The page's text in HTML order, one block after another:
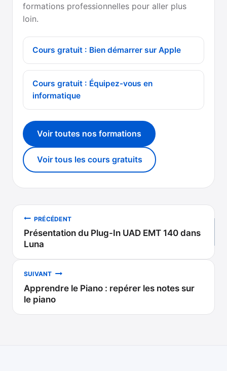
formations professionnelles pour aller plus
loin.
Cours gratuit : Bien démarrer sur Apple
Cours gratuit : Équipez-vous en
informatique
Voir toutes nos formations
Voir tous les cours gratuits
Navigation
de
l’article
PRÉCÉDENT
Présentation du Plug-In UAD EMT 140 dans
Luna
SUIVANT
Apprendre le Piano : repérer les notes sur
le piano